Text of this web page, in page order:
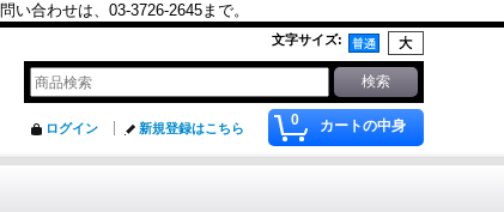
合わせは、03-3726-2645まで。
文字サイズ:
0 カートの中身
ログイン 新規登録はこちら